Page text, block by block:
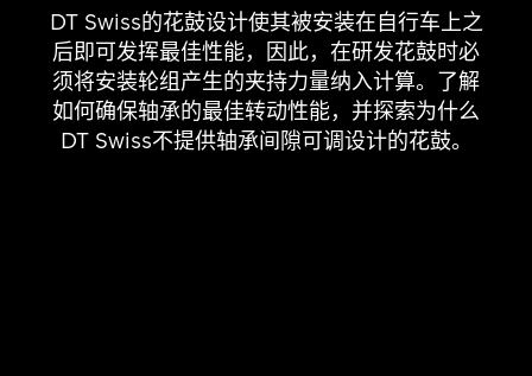
DT Swiss的花鼓设计使其被安装在自行车上之
后即可发挥最佳性能，因此，在研发花鼓时必
须将安装轮组产生的夹持力量纳入计算。了解
如何确保轴承的最佳转动性能，并探索为什么
DT Swiss不提供轴承间隙可调设计的花鼓。